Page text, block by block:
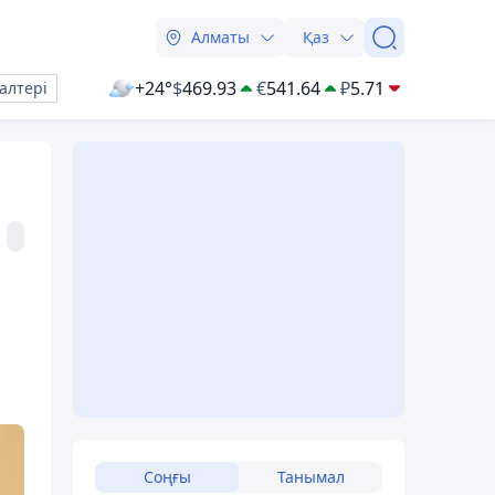
Алматы Қаз
+24°$469.93 €541.64 ₽5.71
Соңғы Танымал